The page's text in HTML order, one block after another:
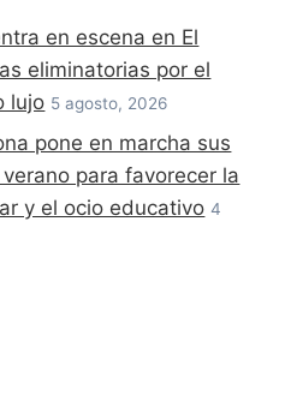
en escena en El
eliminatorias por el
lujo 5 agosto, 2026
pone en marcha sus
para favorecer la
y el ocio educativo 4